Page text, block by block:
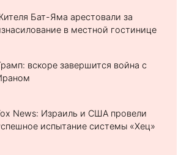
Бат-Яма арестовали за
в местной гостинице
вскоре завершится война с
News: Израиль и США провели
испытание системы «Хец»